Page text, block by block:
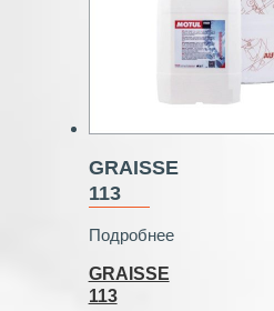
GRAISSE
113
Подробнее
GRAISSE
113